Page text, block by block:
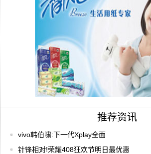
推荐资讯
vivo韩伯啸:下一代Xplay全面
针锋相对!荣耀408狂欢节明日最优惠